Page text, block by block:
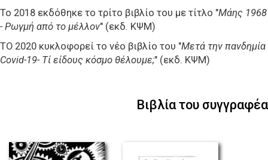
Το 2018 εκδόθηκε το τρίτο βιβλίο του με τίτλο "Μάης 1968
- Ρωγμή από το μέλλον" (εκδ. ΚΨΜ)
ΤΟ 2020 κυκλοφορεί το νέο βιβλίο του "Μετά την πανδημία
Covid-19- Τί είδους κόσμο θέλουμε;" (εκδ. ΚΨΜ)
Βιβλία του συγγραφέα